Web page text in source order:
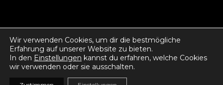
2025, EVELYNE VERHEGGEN
Wir verwenden Cookies, um dir die bestmögliche
Erfahrung auf unserer Website zu bieten.
In den Einstellungen kannst du erfahren, welche Cookies
wir verwenden oder sie ausschalten.